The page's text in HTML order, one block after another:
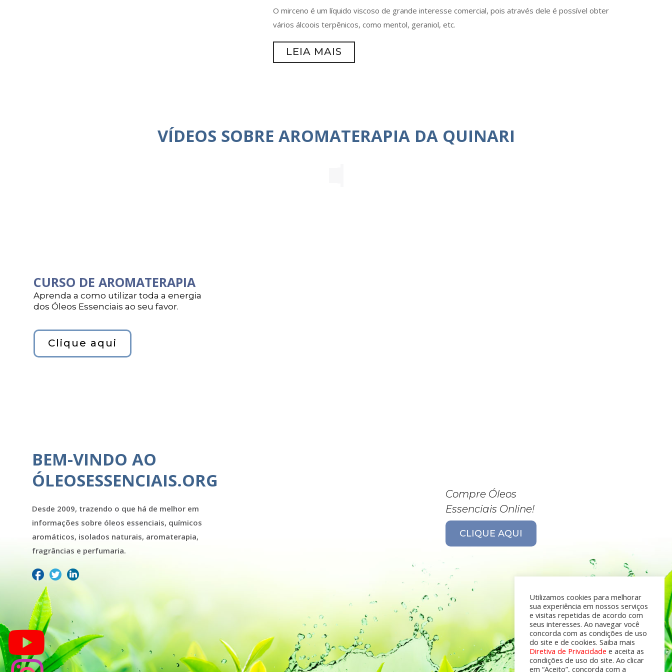
O mirceno é um líquido viscoso de grande interesse comercial, pois através dele é possível obter
vários álcoois terpênicos, como mentol, geraniol, etc.
LEIA MAIS
VÍDEOS SOBRE AROMATERAPIA DA QUINARI
CURSO DE AROMATERAPIA
Aprenda a como utilizar toda a energia
dos Óleos Essenciais ao seu favor.
Clique aqui
BEM-VINDO AO
ÓLEOSESSENCIAIS.ORG
Desde 2009, trazendo o que há de melhor em
informações sobre óleos essenciais, químicos
aromáticos, isolados naturais, aromaterapia,
fragrâncias e perfumaria.
Compre Óleos
Essenciais Online!
CLIQUE AQUI
Utilizamos cookies para melhorar
sua experiência em nossos serviços
e visitas repetidas de acordo com
seus interesses. Ao navegar você
concorda com as condições de uso
do site e de cookies. Saiba mais
Diretiva de Privacidade e aceita as
condições de uso do site. Ao clicar
em “Aceito”, concorda com a